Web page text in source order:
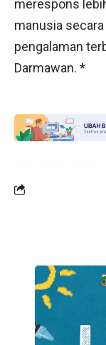
merespons
manusia
pengalaman
Darmawan. *